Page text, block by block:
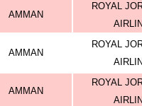
AMMAN
ROYAL
AMMAN
ROYAL
AMMAN
ROYAL